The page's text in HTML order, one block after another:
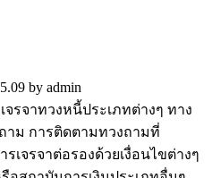
by admin
าทวงหนี้ประเภทต่างๆ ทาง
าม การติดตามทวงถามที่
จรจาต่อรองด้วยเงื่อนไขต่างๆ